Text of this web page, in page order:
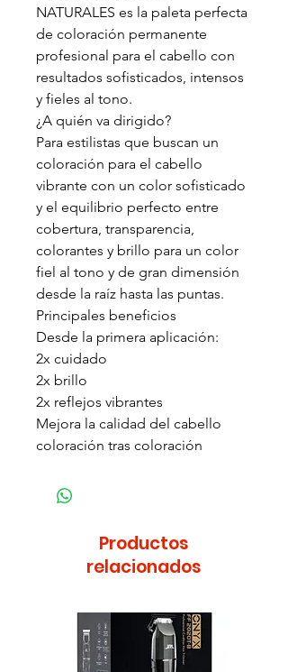
NATURALES es la paleta perfecta
de coloración permanente
profesional para el cabello con
resultados sofisticados, intensos
y fieles al tono.
¿A quién va dirigido?
Para estilistas que buscan un
coloración para el cabello
vibrante con un color sofisticado
y el equilibrio perfecto entre
cobertura, transparencia,
colorantes y brillo para un color
fiel al tono y de gran dimensión
desde la raíz hasta las puntas.
Principales beneficios
Desde la primera aplicación:
2x cuidado
2x brillo
2x reflejos vibrantes
Mejora la calidad del cabello
coloración tras coloración
Productos
relacionados